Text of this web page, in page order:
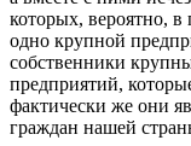
которых, вероятно,
одно крупной
собственники
предприятий,
фактически же они
граждан нашей